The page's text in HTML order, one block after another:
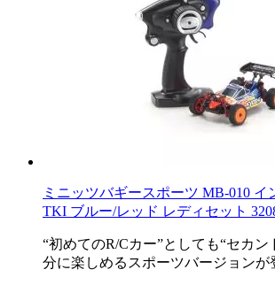
ミニッツバギースポーツ MB-010 イ
TKI ブルー/レッド レディセット
“初めてのR/Cカー”としても“セカン
分に楽しめるスポーツバージョンが